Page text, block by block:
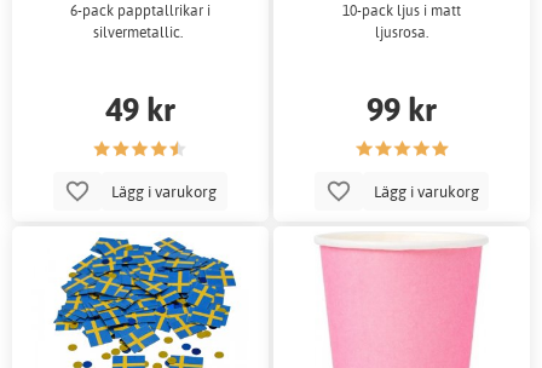
6-pack papptallrikar i
silvermetallic.
49 kr
Lägg i varukorg
10-pack ljus i matt
ljusrosa.
99 kr
Lägg i varukorg